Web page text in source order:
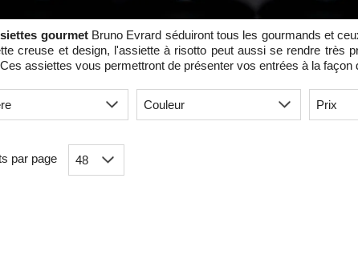
gourmetBruno Evrard séduiront tous les gourmands et
creuse et design, l'assiette à risotto peut aussi se rendre très
assiettes vous permettront de présenter vos entrées à la façon
par page